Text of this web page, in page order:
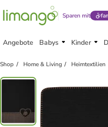
Sparen mit
Angebote Babys Kinder
Shop Home & Living Heimtextilien